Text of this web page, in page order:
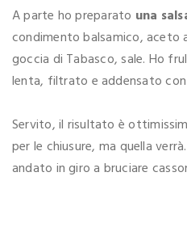
A parte ho preparato una
condimento balsamico, aceto
goccia di Tabasco, sale. Ho
lenta, filtrato e addensato
Servito, il risultato è
per le chiusure, ma quella
andato in giro a bruciare